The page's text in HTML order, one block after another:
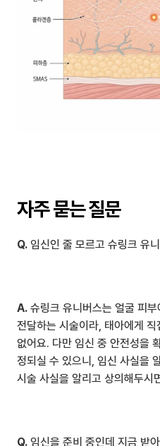
자주 묻는 질문
Q. 임신인 줄 모르고 슈링크 유
A. 슈링크 유니버스는 얼굴 피
전달하는 시술이라, 태아에게
없어요. 다만 임신 중 안전성을
정되실 수 있으니, 임신 사실을
시술 사실을 알리고 상의해두시
Q. 임신을 준비 중인데 지금 받